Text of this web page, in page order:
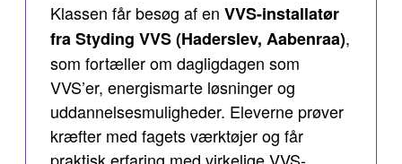
Klassen får besøg af en VVS-installatør
fra Styding VVS (Haderslev, Aabenraa),
som fortæller om dagligdagen som
VVS’er, energismarte løsninger og
uddannelsesmuligheder. Eleverne prøver
kræfter med fagets værktøjer og får